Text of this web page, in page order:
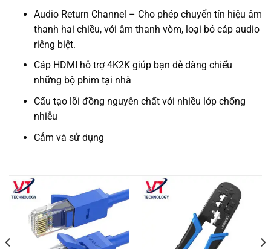
Audio Return Channel – Cho phép chuyển tín hiệu âm
thanh hai chiều, với âm thanh vòm, loại bỏ cáp audio
riêng biệt.
Cáp HDMI hỗ trợ 4K2K giúp bạn dễ dàng chiếu
những bộ phim tại nhà
Cấu tạo lõi đồng nguyên chất với nhiều lớp chống
nhiễu
Cắm và sử dụng